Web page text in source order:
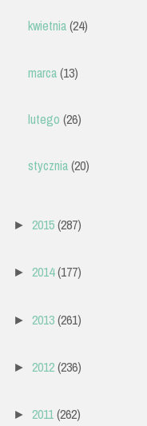
kwietnia(24)
marca(13)
lutego (26)
stycznia(20)
► 2015(287)
► 2014(177)
► 2013(261)
► 2012(236)
► 2011(262)